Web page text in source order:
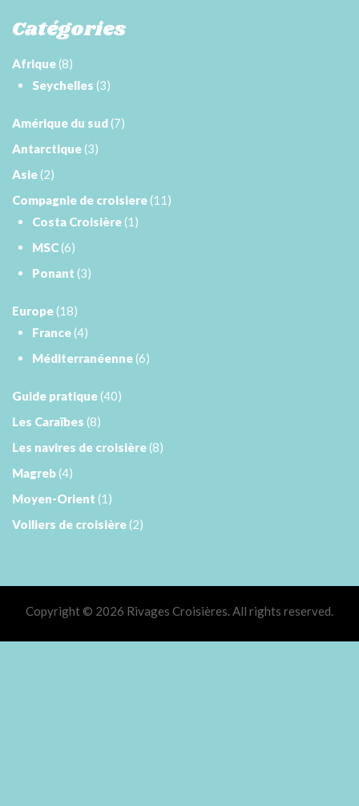
Catégories
Afrique(8)
Seychelles (3)
Amérique du sud(7)
Antarctique(3)
Asie(2)
Compagnie de croisiere(11)
Costa Croisière(1)
MSC(6)
Ponant (3)
Europe(18)
France(4)
Méditerranéenne(6)
Guide pratique(40)
Les Caraïbes (8)
Les navires de croisière(8)
Magreb(4)
Moyen-Orient (1)
Voiliers de croisière(2)
Copyright © 2026 Rivages Croisières. All rights reserved.